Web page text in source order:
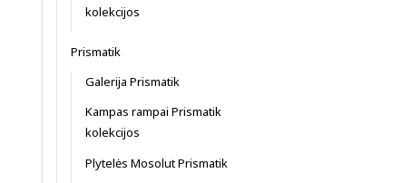
kolekcijos
Prismatik
Galerija Prismatik
Kampas rampai Prismatik
kolekcijos
Plytelės Mosolut Prismatik